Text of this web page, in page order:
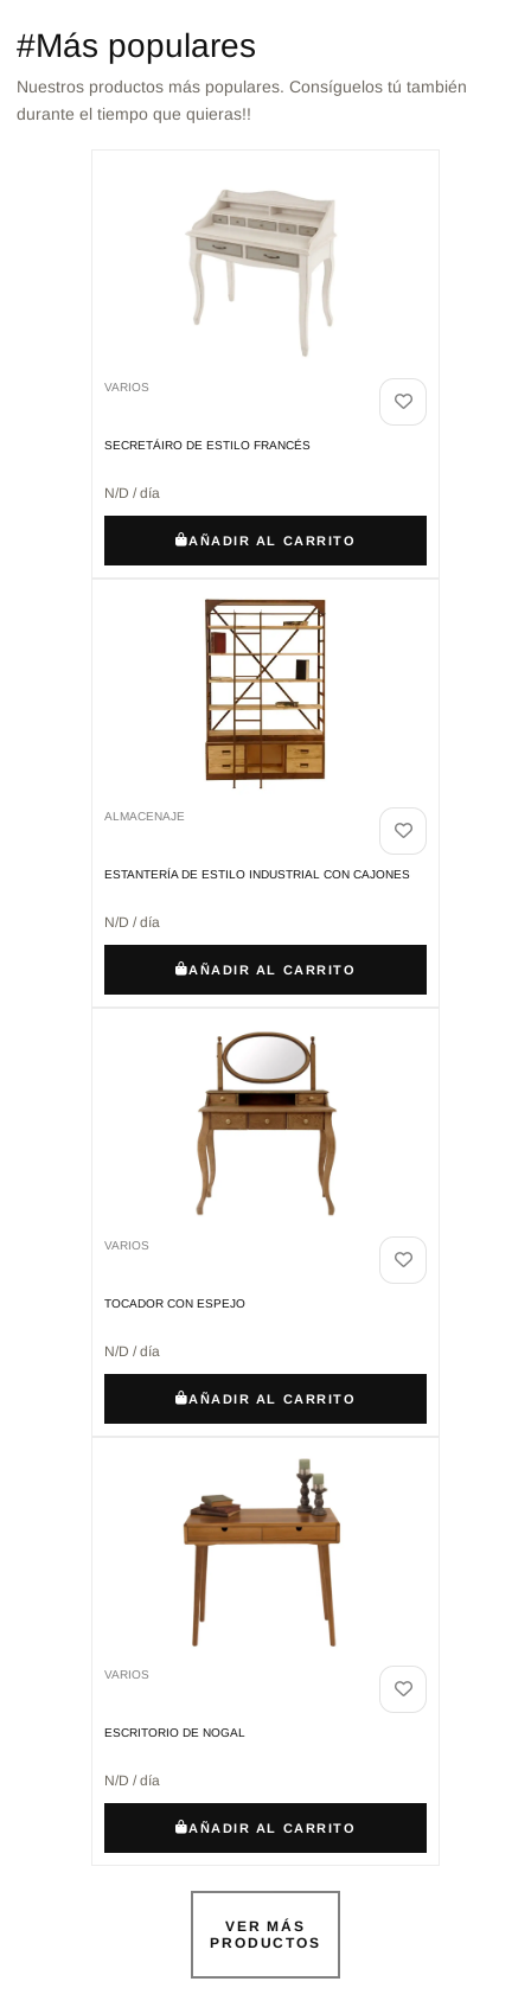
#Más populares
Nuestros productos más populares. Consíguelos tú también
durante el tiempo que quieras!!
VARIOS
SECRETÁIRO DE ESTILO FRANCÉS
N/D / día
AÑADIR AL CARRITO
ALMACENAJE
ESTANTERÍA DE ESTILO INDUSTRIAL CON CAJONES
N/D / día
AÑADIR AL CARRITO
VARIOS
TOCADOR CON ESPEJO
N/D / día
AÑADIR AL CARRITO
VARIOS
ESCRITORIO DE NOGAL
N/D / día
AÑADIR AL CARRITO
VER MÁS
PRODUCTOS